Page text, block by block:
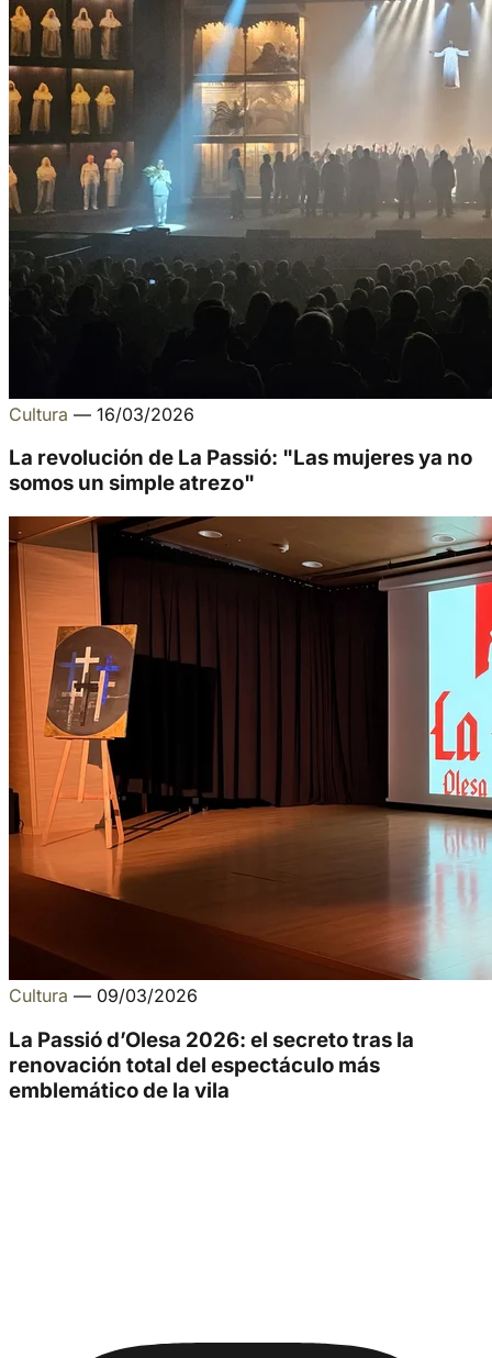
Cultura — 16/03/2026
La revolución de La Passió: "Las mujeres ya no
somos un simple atrezo"
Cultura — 09/03/2026
La Passió d’Olesa 2026: el secreto tras la
renovación total del espectáculo más
emblemático de la vila